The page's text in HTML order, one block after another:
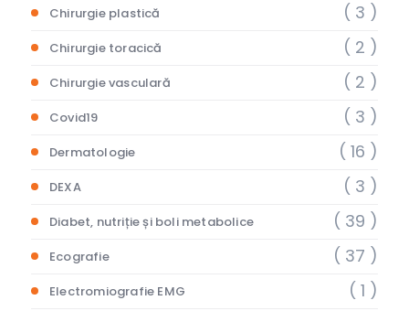
Chirurgie plastică ( 3 )
Chirurgie toracică ( 2 )
Chirurgie vasculară ( 2 )
Covid19 ( 3 )
Dermatologie ( 16 )
DEXA ( 3 )
Diabet, nutriție și boli metabolice ( 39 )
Ecografie ( 37 )
Electromiografie EMG ( 1 )